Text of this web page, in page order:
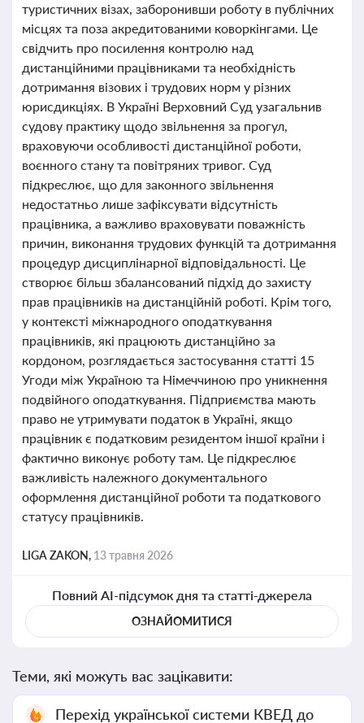
туристичних візах, заборонивши роботу в публічних
місцях та поза акредитованими коворкінгами. Це
свідчить про посилення контролю над
дистанційними працівниками та необхідність
дотримання візових і трудових норм у різних
юрисдикціях. В Україні Верховний Суд узагальнив
судову практику щодо звільнення за прогул,
враховуючи особливості дистанційної роботи,
воєнного стану та повітряних тривог. Суд
підкреслює, що для законного звільнення
недостатньо лише зафіксувати відсутність
працівника, а важливо враховувати поважність
причин, виконання трудових функцій та дотримання
процедур дисциплінарної відповідальності. Це
створює більш збалансований підхід до захисту
прав працівників на дистанційній роботі. Крім того,
у контексті міжнародного оподаткування
працівників, які працюють дистанційно за
кордоном, розглядається застосування статті 15
Угоди між Україною та Німеччиною про уникнення
подвійного оподаткування. Підприємства мають
право не утримувати податок в Україні, якщо
працівник є податковим резидентом іншої країни і
фактично виконує роботу там. Це підкреслює
важливість належного документального
оформлення дистанційної роботи та податкового
статусу працівників.
LIGA ZAKON, 13 травня 2026
Повний AI-підсумок дня та статті-джерела
ОЗНАЙОМИТИСЯ
Теми, які можуть вас зацікавити:
Перехід української системи КВЕД до